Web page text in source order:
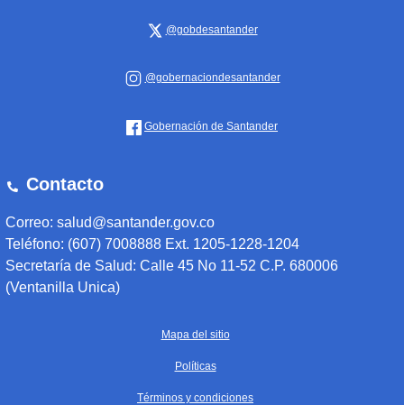
@gobdesantander
@gobernaciondesantander
Gobernación de Santander
Contacto
Correo: salud@santander.gov.co
Teléfono: (607) 7008888 Ext. 1205-1228-1204
Secretaría de Salud: Calle 45 No 11-52 C.P. 680006
(Ventanilla Unica)
Mapa del sitio
Políticas
Términos y condiciones